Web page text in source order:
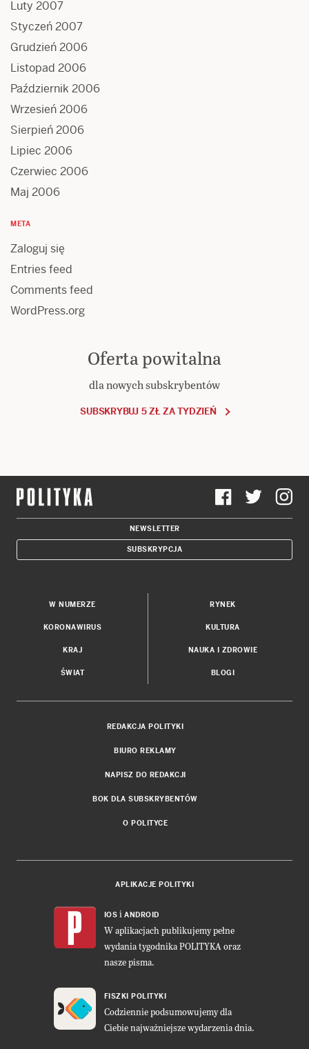
Luty 2007
Styczeń 2007
Grudzień 2006
Listopad 2006
Październik 2006
Wrzesień 2006
Sierpień 2006
Lipiec 2006
Czerwiec 2006
Maj 2006
META
Zaloguj się
Entries feed
Comments feed
WordPress.org
Oferta powitalna
dla nowych subskrybentów
SUBSKRYBUJ 5 ZŁ ZA TYDZIEŃ
NEWSLETTER
SUBSKRYPCJA
W NUMERZE
KORONAWIRUS
KRAJ
ŚWIAT
RYNEK
KULTURA
NAUKA I ZDROWIE
BLOGI
REDAKCJA POLITYKI
BIURO REKLAMY
NAPISZ DO REDAKCJI
BOK DLA SUBSKRYBENTÓW
O POLITYCE
APLIKACJE POLITYKI
IOS i ANDROID
W aplikacjach publikujemy pełne
wydania tygodnika POLITYKA oraz
nasze pisma.
FISZKI POLITYKI
Codziennie podsumowujemy dla
Ciebie najważniejsze wydarzenia dnia.